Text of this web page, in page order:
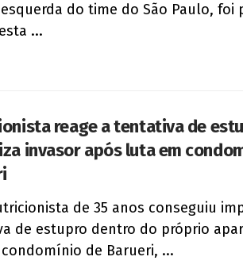
do time do São Paulo, foi
...
reage a tentativa de
invasor após luta em
de 35 anos conseguiu
de estupro dentro do próprio
de Barueri, ...